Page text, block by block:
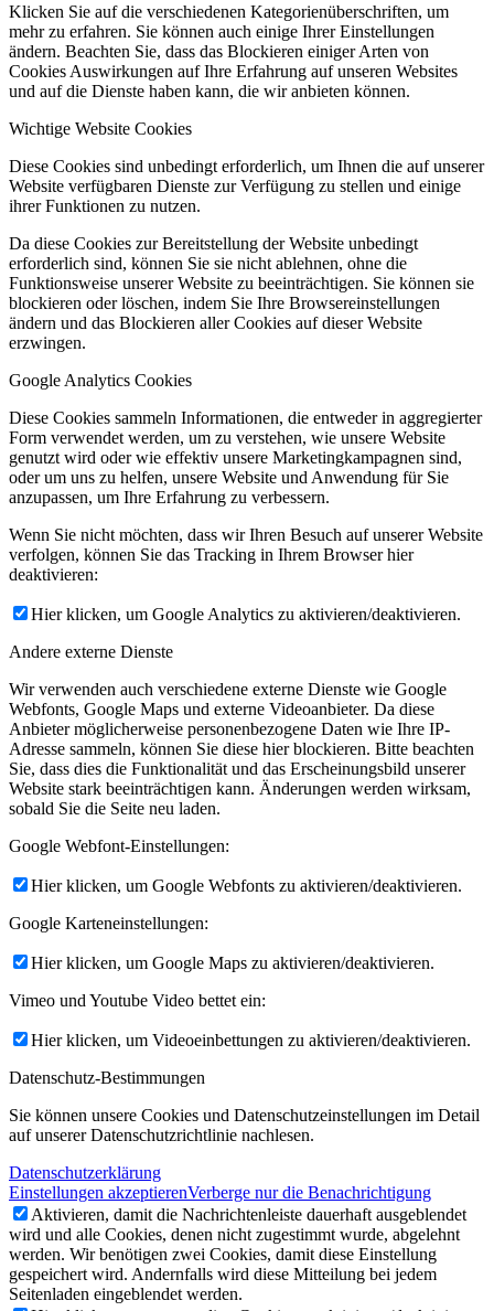
Klicken Sie auf die verschiedenen Kategorienüberschriften, um
mehr zu erfahren. Sie können auch einige Ihrer Einstellungen
ändern. Beachten Sie, dass das Blockieren einiger Arten von
Cookies Auswirkungen auf Ihre Erfahrung auf unseren Websites
und auf die Dienste haben kann, die wir anbieten können.
Wichtige Website Cookies
Diese Cookies sind unbedingt erforderlich, um Ihnen die auf unserer
Website verfügbaren Dienste zur Verfügung zu stellen und einige
ihrer Funktionen zu nutzen.
Da diese Cookies zur Bereitstellung der Website unbedingt
erforderlich sind, können Sie sie nicht ablehnen, ohne die
Funktionsweise unserer Website zu beeinträchtigen. Sie können sie
blockieren oder löschen, indem Sie Ihre Browsereinstellungen
ändern und das Blockieren aller Cookies auf dieser Website
erzwingen.
Google Analytics Cookies
Diese Cookies sammeln Informationen, die entweder in aggregierter
Form verwendet werden, um zu verstehen, wie unsere Website
genutzt wird oder wie effektiv unsere Marketingkampagnen sind,
oder um uns zu helfen, unsere Website und Anwendung für Sie
anzupassen, um Ihre Erfahrung zu verbessern.
Wenn Sie nicht möchten, dass wir Ihren Besuch auf unserer Website
verfolgen, können Sie das Tracking in Ihrem Browser hier
deaktivieren:
Hier klicken, um Google Analytics zu aktivieren/deaktivieren.
Andere externe Dienste
Wir verwenden auch verschiedene externe Dienste wie Google
Webfonts, Google Maps und externe Videoanbieter. Da diese
Anbieter möglicherweise personenbezogene Daten wie Ihre IP-
Adresse sammeln, können Sie diese hier blockieren. Bitte beachten
Sie, dass dies die Funktionalität und das Erscheinungsbild unserer
Website stark beeinträchtigen kann. Änderungen werden wirksam,
sobald Sie die Seite neu laden.
Google Webfont-Einstellungen:
Hier klicken, um Google Webfonts zu aktivieren/deaktivieren.
Google Karteneinstellungen:
Hier klicken, um Google Maps zu aktivieren/deaktivieren.
Vimeo und Youtube Video bettet ein:
Hier klicken, um Videoeinbettungen zu aktivieren/deaktivieren.
Datenschutz-Bestimmungen
Sie können unsere Cookies und Datenschutzeinstellungen im Detail
auf unserer Datenschutzrichtlinie nachlesen.
Datenschutzerklärung
Einstellungen akzeptierenVerberge nur die Benachrichtigung
Aktivieren, damit die Nachrichtenleiste dauerhaft ausgeblendet
wird und alle Cookies, denen nicht zugestimmt wurde, abgelehnt
werden. Wir benötigen zwei Cookies, damit diese Einstellung
gespeichert wird. Andernfalls wird diese Mitteilung bei jedem
Seitenladen eingeblendet werden.